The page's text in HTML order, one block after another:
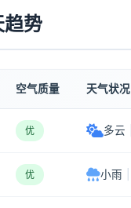
势
空气质量 天气状况
优 多云
优 小雨